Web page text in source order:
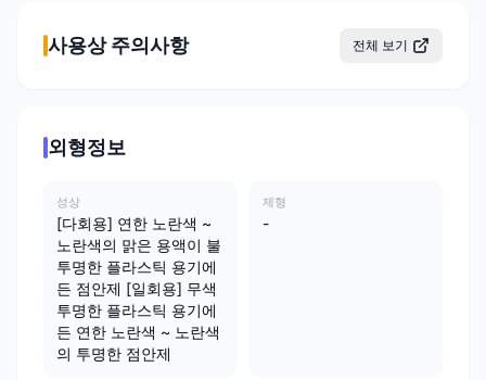
사용상 주의사항 전체 보기
외형정보
성상
[다회용] 연한 노란색 ~
노란색의 맑은 용액이 불
투명한 플라스틱 용기에
든 점안제 [일회용] 무색
투명한 플라스틱 용기에
든 연한 노란색 ~ 노란색
의 투명한 점안제
제형
-